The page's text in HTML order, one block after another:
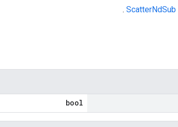
ScatterNdSub
.
bool